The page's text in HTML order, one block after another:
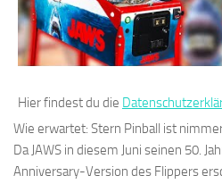
Hier findest du die
Wie erwartet: Stern Pinball ist
Da JAWS in diesem Juni seinen 50.
Anniversary-Version des Flippers